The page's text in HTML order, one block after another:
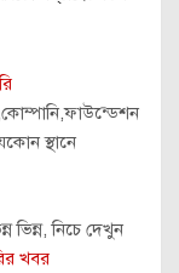
স্থানে
ভিন্ন, নিচে দেখুন
খবর